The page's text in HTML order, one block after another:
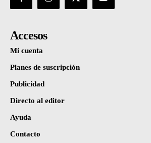
Accesos
Mi cuenta
Planes de suscripción
Publicidad
Directo al editor
Ayuda
Contacto